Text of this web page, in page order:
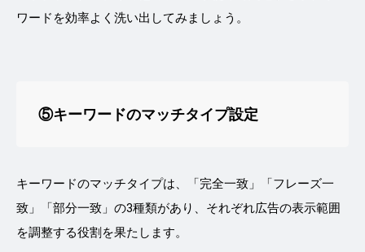
ワードを効率よく洗い出してみましょう。
⑤キーワードのマッチタイプ設定
キーワードのマッチタイプは、「完全一致」「フレーズ一
致」「部分一致」の3種類があり、それぞれ広告の表示範囲
を調整する役割を果たします。